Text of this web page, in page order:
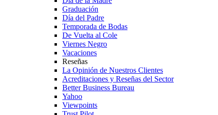
Graduación
Día del Padre
Temporada de Bodas
De Vuelta al Cole
Viernes Negro
Vacaciones
Reseñas
La Opinión de Nuestros Clientes
Acreditaciones y Reseñas del Sector
Better Business Bureau
Yahoo
Viewpoints